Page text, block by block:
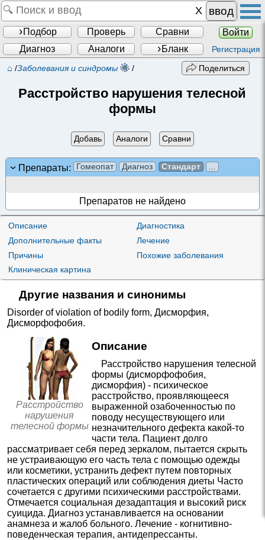
ввод
Подбор Проверь Сравни
Войти
Диагноз
Аналоги Бланк Регистрация
⌂ /Заболевания и синдромы / Поделиться
Расстройство нарушения телесной
формы
Добавь Аналоги Сравни
Препараты: Гомеопат Диагноз Стандарт
Препаратов не найдено
Описание
Дополнительные факты
Причины
Клиническая картина
Диагностика
Лечение
Похожие заболевания
Другие названия и синонимы
Disorder of violation of bodily form,Дисморфия,
Дисморфофобия.
Расстройство
нарушения
телесной формы
Описание
Расстройство нарушения телесной
формы (дисморфофобия,
дисморфия) - психическое
расстройство, проявляющееся
выраженной озабоченностью по
поводу несуществующего или
незначительного дефекта какой-то
части тела. Пациент долго
рассматривает себя перед зеркалом, пытается скрыть
не устраивающую его часть тела с помощью одежды
или косметики, устранить дефект путем повторных
пластических операций или соблюдения диеты Часто
сочетается с другими психическими расстройствами.
Отмечается социальная дезадаптация и высокий риск
суицида. Диагноз устанавливается на основании
анамнеза и жалоб больного. Лечение - когнитивно-
поведенческая терапия, антидепрессанты.